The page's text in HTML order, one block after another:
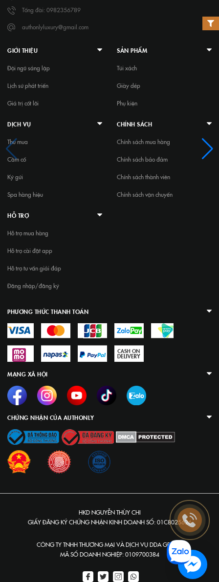
Tổng đài: 0982356789
authonlyluxury@gmail.com
GIỚI THIỆU
Đội ngũ sáng lập
Lịch sử phát triển
Giá trị cốt lõi
SẢN PHẨM
Túi xách
Giày dép
Phụ kiện
DỊCH VỤ
Thu mua
Cầm cố
Ký gửi
Spa hàng hiệu
CHÍNH SÁCH
Chính sách mua hàng
Chính sách bảo đảm
Chính sách thành viên
Chính sách vận chuyển
HỖ TRỢ
Hỗ trợ mua hàng
Hỗ trợ cài đặt app
Hỗ trợ tư vấn giải đáp
Đăng nhập/đăng ký
PHƯƠNG THỨC THANH TOÁN
MẠNG XÃ HỘI
CHỨNG NHẬN CỦA AUTHONLY
HKD NGUYỄN THÙY CHI
GIẤY ĐĂNG KÝ CHỨNG NHẬN KINH DOANH SỐ: 01C8025626
CÔNG TY TNHH THƯƠNG MẠI VÀ DỊCH VỤ DDA GROUP
MÃ SỐ DOANH NGHIỆP: 0109700384